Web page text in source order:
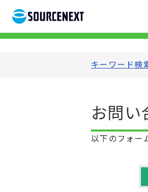
キーワード検
お問い
以下のフォー